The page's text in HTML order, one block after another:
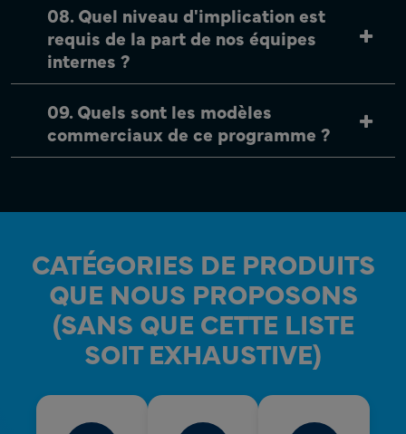
08. Quel niveau d'implication est
requis de la part de nos équipes
internes ?
09. Quels sont les modèles
commerciaux de ce programme ?
CATÉGORIES DE PRODUITS
QUE NOUS PROPOSONS
(SANS QUE CETTE LISTE
SOIT EXHAUSTIVE)